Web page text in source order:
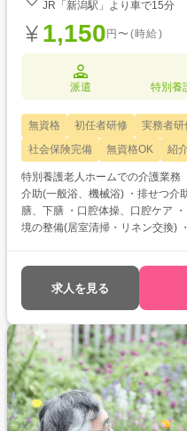
JR「新潟駅」より車で15分
1,150 円〜(時給)
派遣 特別養
無資格 初任者研修 実務者研
社会保険完備
無資格OK 紹
特別養護老人ホームでの介護業務 ・身体介助(移乗介助、食事介助) ・入浴
介助(一般浴、機械浴) ・排せつ介
膳、下膳 ・口腔体操、口腔ケア
境の整備(居室清掃・リネン交換)
求人を見る